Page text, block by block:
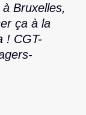
Bruxelles,
ça à la
! CGT-